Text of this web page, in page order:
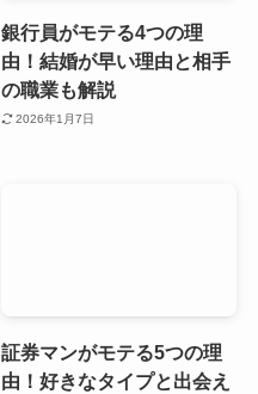
銀行員がモテる4つの理
由！結婚が早い理由と相手
の職業も解説
2026年1月7日
証券マンがモテる5つの理
由！好きなタイプと出会え